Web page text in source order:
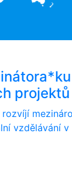
projektů
vzdělávání v